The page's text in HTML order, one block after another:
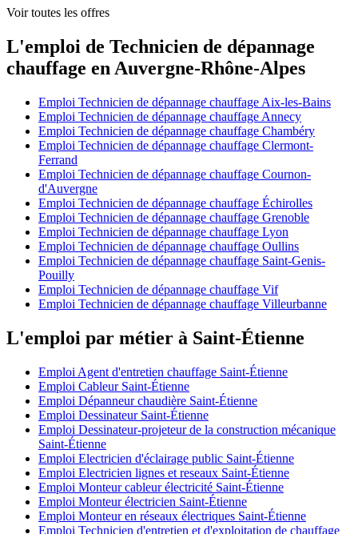
Voir toutes les offres
L'emploi de Technicien de dépannage
chauffage en Auvergne-Rhône-Alpes
Emploi Technicien de dépannage chauffage Aix-les-Bains
Emploi Technicien de dépannage chauffage Annecy
Emploi Technicien de dépannage chauffage Chambéry
Emploi Technicien de dépannage chauffage Clermont-
Ferrand
Emploi Technicien de dépannage chauffage Cournon-
d'Auvergne
Emploi Technicien de dépannage chauffage Échirolles
Emploi Technicien de dépannage chauffage Grenoble
Emploi Technicien de dépannage chauffage Lyon
Emploi Technicien de dépannage chauffage Oullins
Emploi Technicien de dépannage chauffage Saint-Genis-
Pouilly
Emploi Technicien de dépannage chauffage Vif
Emploi Technicien de dépannage chauffage Villeurbanne
L'emploi par métier à Saint-Étienne
Emploi Agent d'entretien chauffage Saint-Étienne
Emploi Cableur Saint-Étienne
Emploi Dépanneur chaudière Saint-Étienne
Emploi Dessinateur Saint-Étienne
Emploi Dessinateur-projeteur de la construction mécanique
Saint-Étienne
Emploi Electricien d'éclairage public Saint-Étienne
Emploi Electricien lignes et reseaux Saint-Étienne
Emploi Monteur cableur électricité Saint-Étienne
Emploi Monteur électricien Saint-Étienne
Emploi Monteur en réseaux électriques Saint-Étienne
Emploi Technicien d'entretien et d'exploitation de chauffage